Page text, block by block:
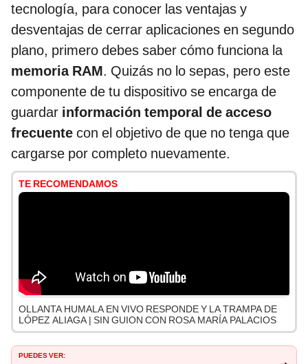
tecnología, para conocer las ventajas y
desventajas de cerrar aplicaciones en segundo
plano, primero debes saber cómo funciona la
memoria RAM. Quizás no lo sepas, pero este
componente de tu dispositivo se encarga de
guardar información temporal de acceso
frecuente con el objetivo de que no tenga que
cargarse por completo nuevamente.
TE RECOMENDAMOS
OLLANTA HUMALA EN VIVO RESPONDE Y LA TRAMPA DE
LÓPEZ ALIAGA | SIN GUION CON ROSA MARÍA PALACIOS
PUEDES VER: